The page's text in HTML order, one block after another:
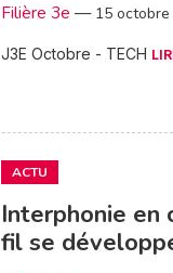
Filière 3e — 15
J3E Octobre - TECH
ACTU
Interphonie en
fil se